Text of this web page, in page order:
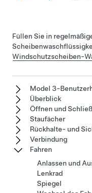
Füllen Sie in
Windschutzscheiben-
Model 3-
Überblick
Öffnen und
Staufächer
Rückhalte- und
Verbindung
Fahren
Anlassen und
Lenkrad
Spiegel